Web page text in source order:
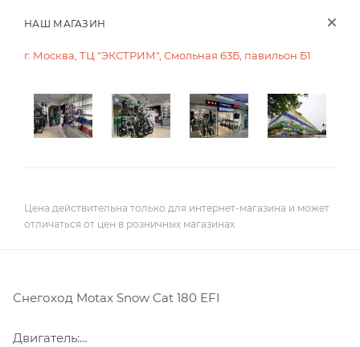
НАШ МАГАЗИН
г. Москва, ТЦ "ЭКСТРИМ", Смольная 63Б, павильон Б1
Цена действительна только для интернет-магазина и может
отличаться от цен в розничных магазинах
Снегоход Motax Snow Cat 180 EFI
Двигатель: